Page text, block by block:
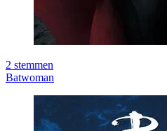
2 stemmen
Batwoman